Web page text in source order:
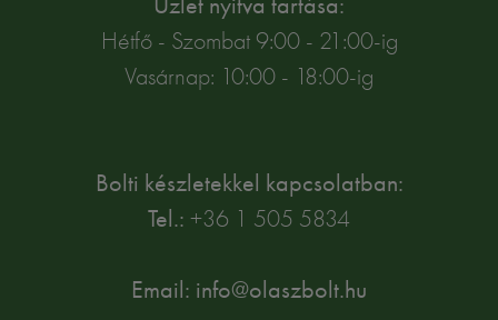
Hétfő - Szombat 9:00 - 21:00-ig
Vasárnap: 10:00 - 18:00-ig
Bolti készletekkel kapcsolatban:
Tel.: +36 1 505 5834
Email: info@olaszbolt.hu